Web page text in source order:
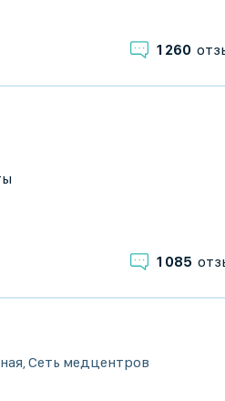
1 260
1 085
Сеть медцентров